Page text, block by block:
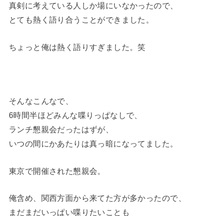
真剣に考えている人しか場にいなかったので、
とても熱く語り合うことができました。
ちょっと俺は熱く語りすぎました。笑
そんなこんなで、
6時間半ほどみんな喋りっぱなしで、
ランチ懇親会だったはずが、
いつの間にかあたりは真っ暗になってました。
東京で開催された懇親会。
俺含め、関西方面から来てた方が多かったので、
まだまだいっぱい喋りたいことも